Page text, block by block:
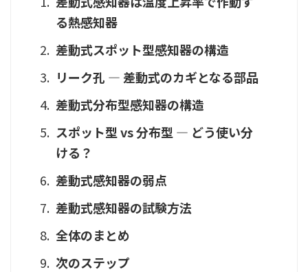
る熱感知器
差動式スポット型感知器の構造
リーク孔 ― 差動式のカギとなる部品
差動式分布型感知器の構造
スポット型 vs 分布型 ― どう使い分
ける？
差動式感知器の弱点
差動式感知器の試験方法
全体のまとめ
次のステップ